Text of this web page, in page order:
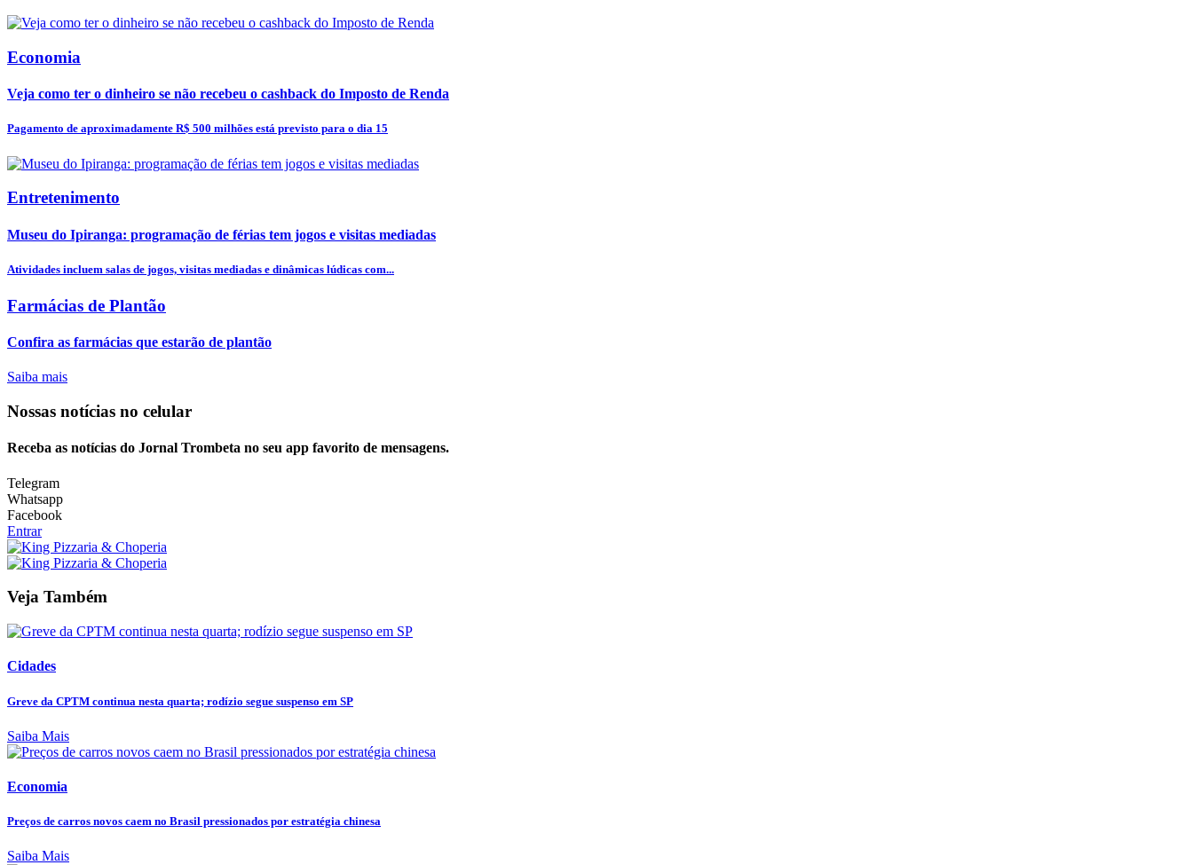
Economia
Veja como ter o dinheiro se não recebeu o cashback do Imposto de Renda
Pagamento de aproximadamente R$ 500 milhões está previsto para o dia 15
Entretenimento
Museu do Ipiranga: programação de férias tem jogos e visitas mediadas
Atividades incluem salas de jogos, visitas mediadas e dinâmicas lúdicas com...
Farmácias de Plantão
Confira as farmácias que estarão de plantão
Saiba mais
Nossas notícias no celular
Receba as notícias do Jornal Trombeta no seu app favorito de mensagens.
Telegram
Whatsapp
Facebook
Entrar
Veja Também
Cidades
Greve da CPTM continua nesta quarta; rodízio segue suspenso em SP
Saiba Mais
Economia
Preços de carros novos caem no Brasil pressionados por estratégia chinesa
Saiba Mais